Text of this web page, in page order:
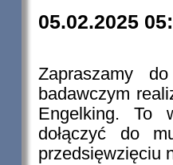
05.02.2025
Zapraszamy
badawczym
Engelking. To
dołączyć do
przedsięwzięciu